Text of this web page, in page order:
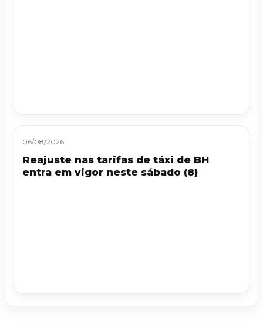
06/08/2026
Reajuste nas tarifas de táxi de BH
entra em vigor neste sábado (8)